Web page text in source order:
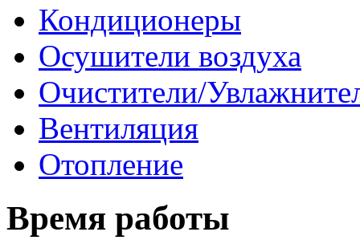
Кондиционеры
Осушители воздуха
Очистители/
Вентиляция
Отопление
Время работы